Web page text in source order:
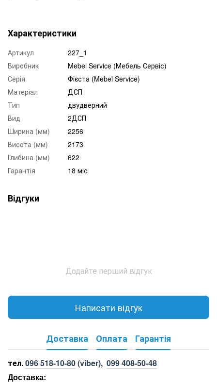
Характеристики
Артикул
227_1
Виробник
Mebel Service (Мебель Сервіс)
Серія
Фієста (Mebel Service)
Матеріал
ДСП
Тип
двудверний
Вид
2ДСП
Ширина (мм)
2256
Висота (мм)
2173
Глибина (мм)
622
Гарантія
18 міс
Відгуки
Додайте перший відгук
Написати відгук
Доставка Оплата Гарантія
тел.096 518-10-80(viber), 099 408-50-48
Доставка: